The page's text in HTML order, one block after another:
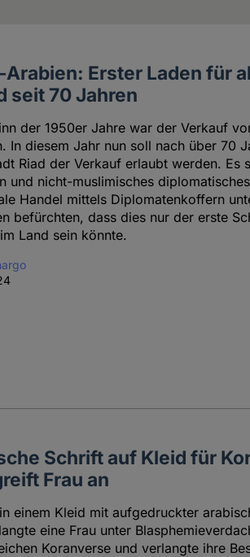
Arabien: Erster Laden für
seit 70 Jahren
der 1950er Jahre war der Verkauf
In diesem Jahr nun soll nach über 70
Riad der Verkauf erlaubt werden. Es
und nicht-muslimisches
Handel mittels Diplomatenkoffern
befürchten, dass dies nur der erste
Land sein könnte.
Schrift auf Kleid für
Frau an
einem Kleid mit aufgedruckter
eine Frau unter
Koranverse und verlangte ihre